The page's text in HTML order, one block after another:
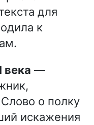
для
к
века —
о полку
искажения